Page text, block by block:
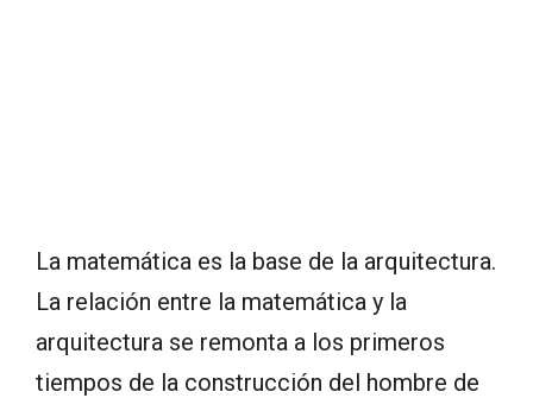
La matemática es la base de la arquitectura.
La relación entre la matemática y la
arquitectura se remonta a los primeros
tiempos de la construcción del hombre de